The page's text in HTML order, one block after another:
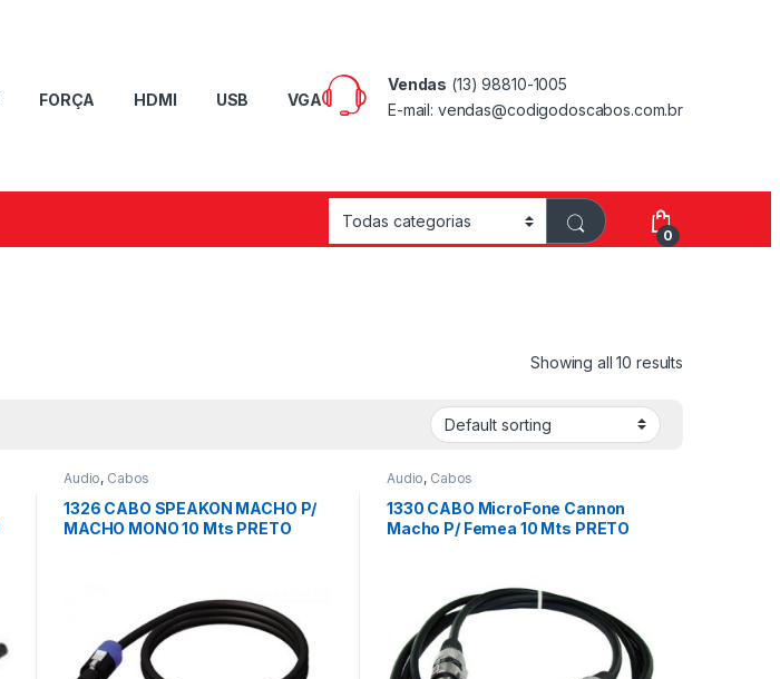
FORÇA HDMI USB VGA
Vendas (13) 98810-1005
E-mail: vendas@codigodoscabos.com.br
0
Showing all 10 results
Audio, Cabos
1326 CABO SPEAKON MACHO P/
MACHO MONO 10 Mts PRETO
Audio, Cabos
1330 CABO MicroFone Cannon
Macho P/ Femea 10 Mts PRETO